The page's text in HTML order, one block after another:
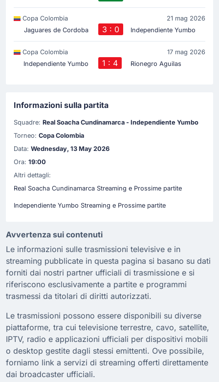
Copa Colombia
21 mag 2026
Jaguares de Cordoba
3 : 0 Independiente Yumbo
Copa Colombia
17 mag 2026
Independiente Yumbo
1 : 4 Rionegro Aguilas
Informazioni sulla partita
Squadre: Real Soacha Cundinamarca - Independiente Yumbo
Torneo: Copa Colombia
Data: Wednesday, 13 May 2026
Ora: 19:00
Altri dettagli:
Real Soacha Cundinamarca Streaming e Prossime partite
Independiente Yumbo Streaming e Prossime partite
Avvertenza sui contenuti
Le informazioni sulle trasmissioni televisive e in
streaming pubblicate in questa pagina si basano su dati
forniti dai nostri partner ufficiali di trasmissione e si
riferiscono esclusivamente a partite e programmi
trasmessi da titolari di diritti autorizzati.
Le trasmissioni possono essere disponibili su diverse
piattaforme, tra cui televisione terrestre, cavo, satellite,
IPTV, radio e applicazioni ufficiali per dispositivi mobili
o desktop gestite dagli stessi emittenti. Ove possibile,
forniamo link a servizi di streaming offerti direttamente
dai broadcaster ufficiali.